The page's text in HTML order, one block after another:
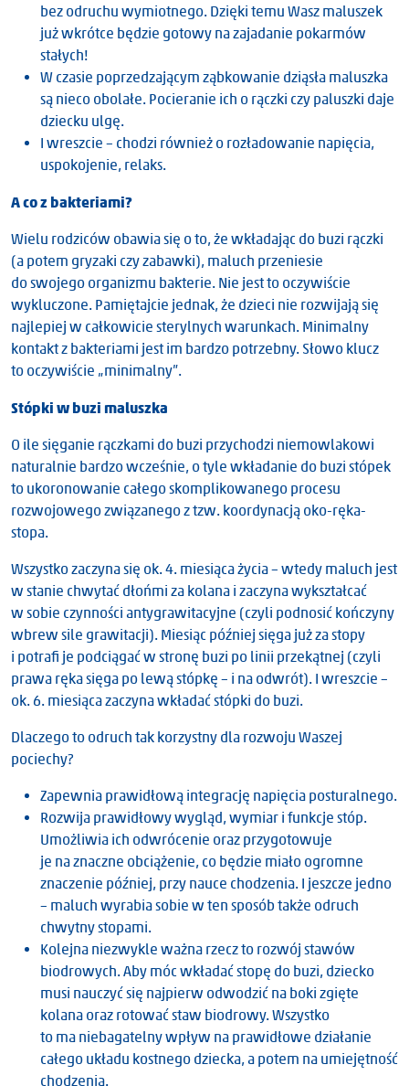
bez odruchu wymiotnego. Dzięki temu Wasz maluszek
już wkrótce będzie gotowy na zajadanie pokarmów
stałych!
W czasie poprzedzającym ząbkowanie dziąsła maluszka
są nieco obolałe. Pocieranie ich o rączki czy paluszki daje
dziecku ulgę.
I wreszcie – chodzi również o rozładowanie napięcia,
uspokojenie, relaks.
A co z bakteriami?
Wielu rodziców obawia się o to, że wkładając do buzi rączki
(a potem gryzaki czy zabawki), maluch przeniesie
do swojego organizmu bakterie. Nie jest to oczywiście
wykluczone. Pamiętajcie jednak, że dzieci nie rozwijają się
najlepiej w całkowicie sterylnych warunkach. Minimalny
kontakt z bakteriami jest im bardzo potrzebny. Słowo klucz
to oczywiście „minimalny”.
Stópki w buzi maluszka
O ile sięganie rączkami do buzi przychodzi niemowlakowi
naturalnie bardzo wcześnie, o tyle wkładanie do buzi stópek
to ukoronowanie całego skomplikowanego procesu
rozwojowego związanego z tzw. koordynacją oko-ręka-
stopa.
Wszystko zaczyna się ok. 4. miesiąca życia – wtedy maluch jest
w stanie chwytać dłońmi za kolana i zaczyna wykształcać
w sobie czynności antygrawitacyjne (czyli podnosić kończyny
wbrew sile grawitacji). Miesiąc później sięga już za stopy
i potrafi je podciągać w stronę buzi po linii przekątnej (czyli
prawa ręka sięga po lewą stópkę – i na odwrót). I wreszcie –
ok. 6. miesiąca zaczyna wkładać stópki do buzi.
Dlaczego to odruch tak korzystny dla rozwoju Waszej
pociechy?
Zapewnia prawidłową integrację napięcia posturalnego.
Rozwija prawidłowy wygląd, wymiar i funkcje stóp.
Umożliwia ich odwrócenie oraz przygotowuje
je na znaczne obciążenie, co będzie miało ogromne
znaczenie później, przy nauce chodzenia. I jeszcze jedno
– maluch wyrabia sobie w ten sposób także odruch
chwytny stopami.
Kolejna niezwykle ważna rzecz to rozwój stawów
biodrowych. Aby móc wkładać stopę do buzi, dziecko
musi nauczyć się najpierw odwodzić na boki zgięte
kolana oraz rotować staw biodrowy. Wszystko
to ma niebagatelny wpływ na prawidłowe działanie
całego układu kostnego dziecka, a potem na umiejętność
chodzenia.